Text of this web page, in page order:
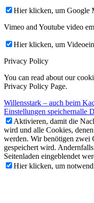
Hier klicken, um Google
Vimeo and Youtube video
Hier klicken, um
Privacy Policy
You can read about our
Privacy Policy Page.
Willensstark – auch beim
Einstellungen speichernalle
Aktivieren, damit die
wird und alle Cookies,
werden. Wir benötigen zwei
gespeichert wird.
Seitenladen eingeblendet
Hier klicken, um